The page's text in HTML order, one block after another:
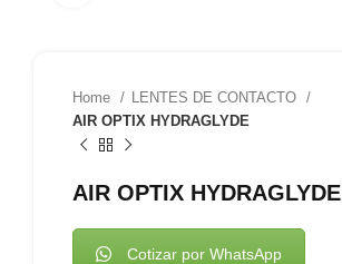
Home
LENTES DE CONTACTO
AIR OPTIX HYDRAGLYDE
AIR OPTIX HYDRAGLYDE
Cotizar por WhatsApp